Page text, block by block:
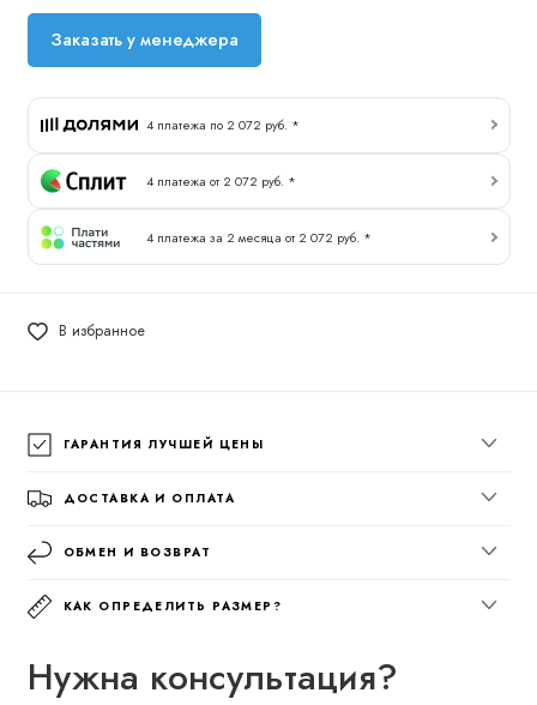
Заказать у менеджера
4 платежа по 2 072 руб. *
4 платежа от 2 072 руб. *
4 платежа за 2 месяца от 2 072 руб. *
В избранное
ГАРАНТИЯ ЛУЧШЕЙ ЦЕНЫ
ДОСТАВКА И ОПЛАТА
ОБМЕН И ВОЗВРАТ
КАК ОПРЕДЕЛИТЬ РАЗМЕР?
Нужна консультация?